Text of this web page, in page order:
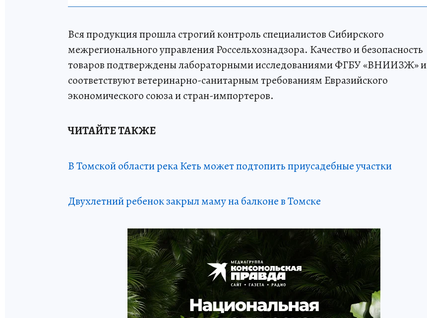
Вся продукция прошла строгий контроль специалистов Сибирского
межрегионального управления Россельхознадзора. Качество и безопасность
товаров подтверждены лабораторными исследованиями ФГБУ «ВНИИЗЖ» и
соответствуют ветеринарно-санитарным требованиям Евразийского
экономического союза и стран-импортеров.
ЧИТАЙТЕ ТАКЖЕ
В Томской области река Кеть может подтопить приусадебные участки
Двухлетний ребенок закрыл маму на балконе в Томске